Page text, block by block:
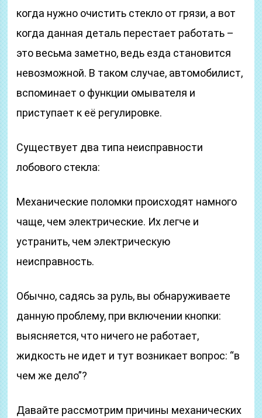
когда нужно очистить стекло от грязи, а вот
когда данная деталь перестает работать –
это весьма заметно, ведь езда становится
невозможной. В таком случае, автомобилист,
вспоминает о функции омывателя и
приступает к её регулировке.
Существует два типа неисправности
лобового стекла:
Механические поломки происходят намного
чаще, чем электрические. Их легче и
устранить, чем электрическую
неисправность.
Обычно, садясь за руль, вы обнаруживаете
данную проблему, при включении кнопки:
выясняется, что ничего не работает,
жидкость не идет и тут возникает вопрос: “в
чем же дело”?
Давайте рассмотрим причины механических